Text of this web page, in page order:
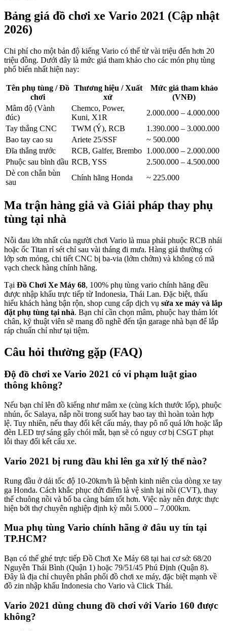
Bảng giá đồ chơi xe Vario 2021 (Cập nhật
2026)
Chi phí cho một bản độ kiểng Vario có thể từ vài triệu đến hơn 20
triệu đồng. Dưới đây là mức giá tham khảo cho các món phụ tùng
phổ biến nhất hiện nay:
Tên phụ tùng / Đồ
chơi
Thương hiệu / Xuất
xứ
Mức giá tham khảo
(VNĐ)
Mâm độ (Vành
đúc)
Chemco, Power,
Kuni, X1R
2.000.000 – 4.000.000
Tay thắng CNC
TWM (Ý), RCB
1.390.000 – 3.000.000
Bao tay cao su
Ariete 25/SSF
~ 500.000
Đĩa thắng trước
RCB, Galfer, Brembo 1.000.000 – 2.000.000
Phuộc sau bình dầu RCB, YSS
2.500.000 – 4.500.000
Dè con chắn bùn
sau
Chính hãng Honda ~ 225.000
Ma trận hàng giả và Giải pháp thay phụ
tùng tại nhà
Nỗi đau lớn nhất của người chơi Vario là mua phải phuộc RCB nhái
hoặc ốc Titan rỉ sét chỉ sau vài tháng đi mưa. Hàng giả thường có
lớp sơn mỏng, chi tiết CNC bị ba-via (lởm chởm) và không có mã
vạch check hàng chính hãng.
Tại Đồ Chơi Xe Máy 68, 100% phụ tùng vario chính hãng đều
được nhập khẩu trực tiếp từ Indonesia, Thái Lan. Đặc biệt, thấu
hiểu khách hàng bận rộn, shop cung cấp dịch vụ sửa xe máy và lắp
đặt phụ tùng tại nhà. Bạn chỉ cần chọn mâm, phuộc hay thảm lót
chân, kỹ thuật viên sẽ mang đồ nghề đến tận garage nhà bạn để lắp
ráp chuẩn chỉ như tại tiệm.
Câu hỏi thường gặp (FAQ)
Độ đồ chơi xe Vario 2021 có vi phạm luật giao
thông không?
Nếu bạn chỉ lên đồ kiểng như mâm xe (cùng kích thước lốp), phuộc
nhún, ốc Salaya, nắp nồi trong suốt hay bao tay thì hoàn toàn hợp
lệ. Tuy nhiên, nếu thay đổi kết cấu máy, thay pô nổ quá lớn hoặc lắp
đèn LED trợ sáng gây chói mắt, bạn sẽ có nguy cơ bị CSGT phạt
lỗi thay đổi kết cấu xe.
Vario 2021 bị rung đầu khi lên ga xử lý thế nào?
Rung đầu ở dải tốc độ 10-20km/h là bệnh kinh niên của dòng xe tay
ga Honda. Cách khắc phục dứt điểm là vệ sinh lại nồi (CVT), thay
thế chuông nồi và bố ba càng bám tốt hơn. Việc này nên được thực
hiện bởi thợ chuyên nghiệp định kỳ mỗi 5.000 – 7.000km.
Mua phụ tùng Vario chính hãng ở đâu uy tín tại
TP.HCM?
Bạn có thể ghé trực tiếp Đồ Chơi Xe Máy 68 tại hai cơ sở: 68/20
Nguyễn Thái Bình (Quận 1) hoặc 79/51/45 Phú Định (Quận 8).
Đây là địa chỉ chuyên phân phối đồ chơi xe máy, đặc biệt mạnh về
đồ zin nhập khẩu Indonesia cho Vario và Click Thái.
Vario 2021 dùng chung đồ chơi với Vario 160 được
không?